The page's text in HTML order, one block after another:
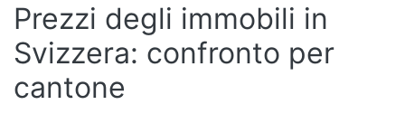
Prezzi degli immobili in
Svizzera: confronto per
cantone